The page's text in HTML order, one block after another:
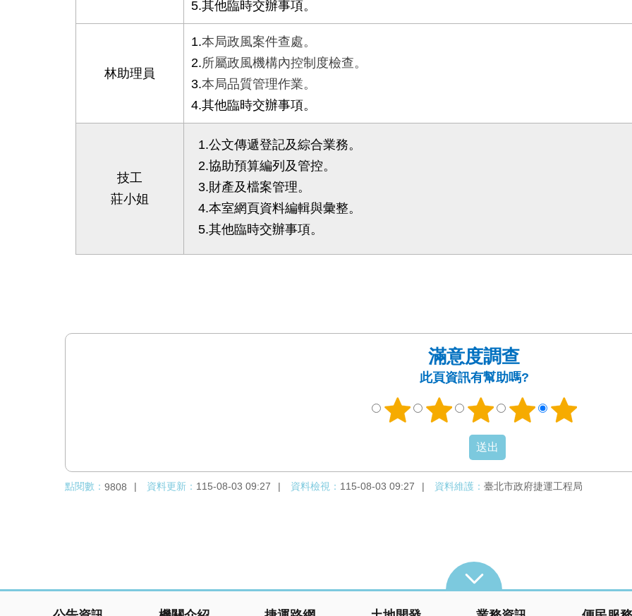
5.其他臨時交辦事項。
林助理員
1.本局政風案件查處。
2.所屬政風機構內控制度檢查。
3.本局品質管理作業。
4.其他臨時交辦事項。
技工
莊小姐
1.公文傳遞登記及綜合業務。
2.協助預算編列及管控。
3.財產及檔案管理。
4.本室網頁資料編輯與彙整。
5.其他臨時交辦事項。
滿意度調查
此頁資訊有幫助嗎?
點閱數： 9808 資料更新： 115-08-03 09:27 資料檢視： 115-08-03 09:27 資料維護： 臺北市政府捷運工程局